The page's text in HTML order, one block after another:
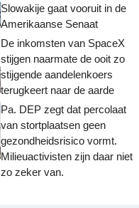
Slowakije gaat vooruit in de
Amerikaanse Senaat
De inkomsten van SpaceX
stijgen naarmate de ooit zo
stijgende aandelenkoers
terugkeert naar de aarde
Pa. DEP zegt dat percolaat
van stortplaatsen geen
gezondheidsrisico vormt.
Milieuactivisten zijn daar niet
zo zeker van.